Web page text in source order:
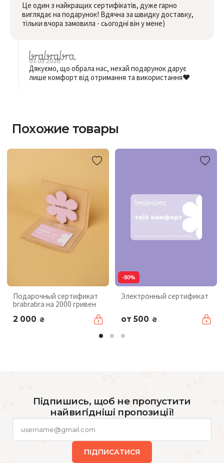
Це один з найкращих сертифікатів, дуже гарно
виглядає на подарунок! Вдячна за швидку доставку,
тільки вчора замовила - сьогодні він у мене)
03.03.2026
Дякуємо, що обрала нас, нехай подарунок дарує
лише комфорт від отримання та використання❤️
Похожие товары
Подарочный сертификат
brabrabra на 2000 гривен
2 000 ₴
-80%
Электронный сертификат
от 500 ₴
Підпишись, щоб не пропустити
найвигідніші пропозиції!
ПІДПИСАТИСЯ